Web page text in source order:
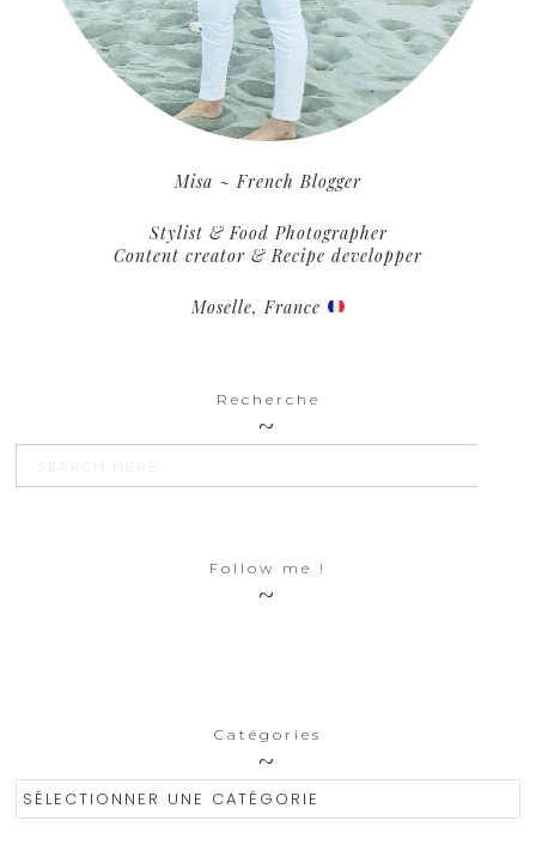
Misa ~ French Blogger
Stylist & Food Photographer
Content creator & Recipe developper
Moselle, France
Recherche
Search SEARCH
Follow me !
Catégories
Catégories